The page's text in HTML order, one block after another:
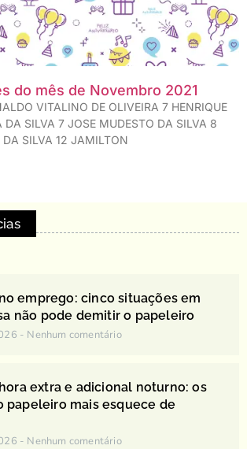
do mês de Novembro 2021
VITALINO DE OLIVEIRA 7 HENRIQUE
DA SILVA 7 JOSE MUDESTO DA SILVA 8
DA SILVA 12 JAMILTON
emprego: cinco situações em
não pode demitir o papeleiro
Nenhum comentário
extra e adicional noturno: os
papeleiro mais esquece de
Nenhum comentário